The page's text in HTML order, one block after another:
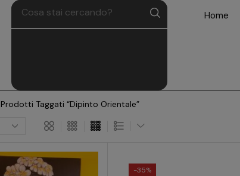
Home
Prodotti Taggati “dipinto Orientale”
-35%